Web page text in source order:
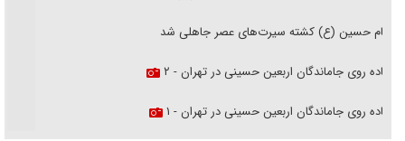
امام حسین (ع) کشته سیرت‌های عصر جاهلی شد
پیاده روی جاماندگان اربعین حسینی در تهران - ۲
پیاده روی جاماندگان اربعین حسینی در تهران - ۱